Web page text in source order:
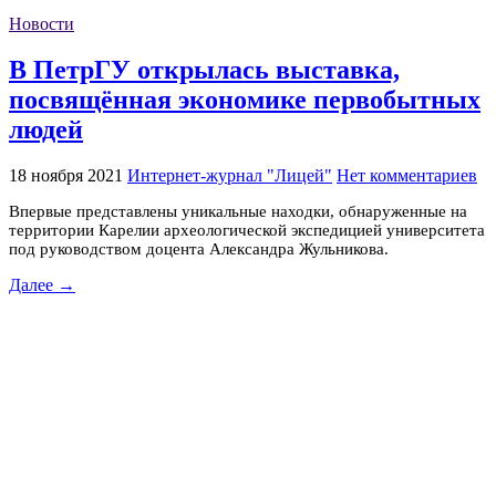
Новости
В ПетрГУ открылась выставка,
посвящённая экономике первобытных
людей
18 ноября 2021 Интернет-журнал "Лицей" Нет комментариев
Впервые представлены уникальные находки, обнаруженные на
территории Карелии археологической экспедицией университета
под руководством доцента Александра Жульникова.
Далее →